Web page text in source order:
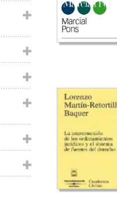
ciencia
jurídica.
Derecho